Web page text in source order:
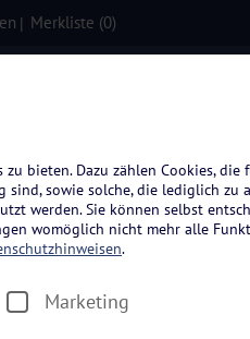
Merkliste (0)
bieten. Dazu zählen Cookies,
sowie solche, die lediglich zu
werden. Sie können selbst
womöglich nicht mehr alle
.
Marketing